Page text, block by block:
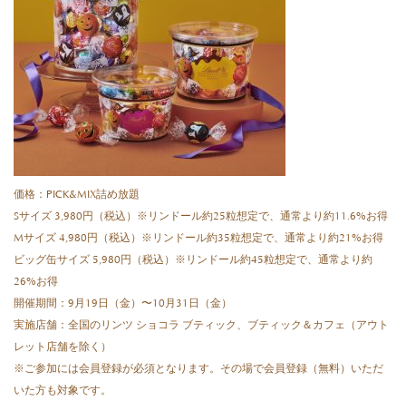
価格：PICK&MIX詰め放題
Sサイズ 3,980円（税込）※リンドール約25粒想定で、通常より約11.6%お得
Mサイズ 4,980円（税込）※リンドール約35粒想定で、通常より約21%お得
ビッグ缶サイズ 5,980円（税込）※リンドール約45粒想定で、通常より約
26%お得
開催期間：9月19日（金）〜10月31日（金）
実施店舗：全国のリンツ ショコラ ブティック、ブティック＆カフェ（アウト
レット店舗を除く）
※ご参加には会員登録が必須となります。その場で会員登録（無料）いただ
いた方も対象です。